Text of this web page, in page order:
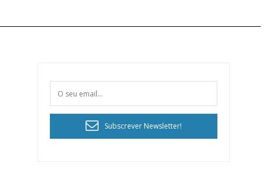
Subscrever Newsletter!